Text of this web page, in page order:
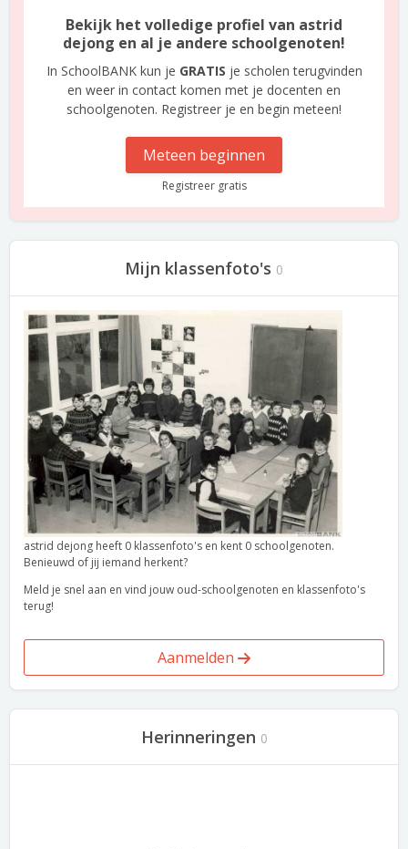
Bekijk het volledige profiel van astrid
dejong en al je andere schoolgenoten!
In SchoolBANK kun je GRATIS je scholen terugvinden
en weer in contact komen met je docenten en
schoolgenoten. Registreer je en begin meteen!
Meteen beginnen
Registreer gratis
Mijn klassenfoto's 0
astrid dejong heeft 0 klassenfoto's en kent 0 schoolgenoten.
Benieuwd of jij iemand herkent?
Meld je snel aan en vind jouw oud-schoolgenoten en klassenfoto's
terug!
Aanmelden
Herinneringen 0